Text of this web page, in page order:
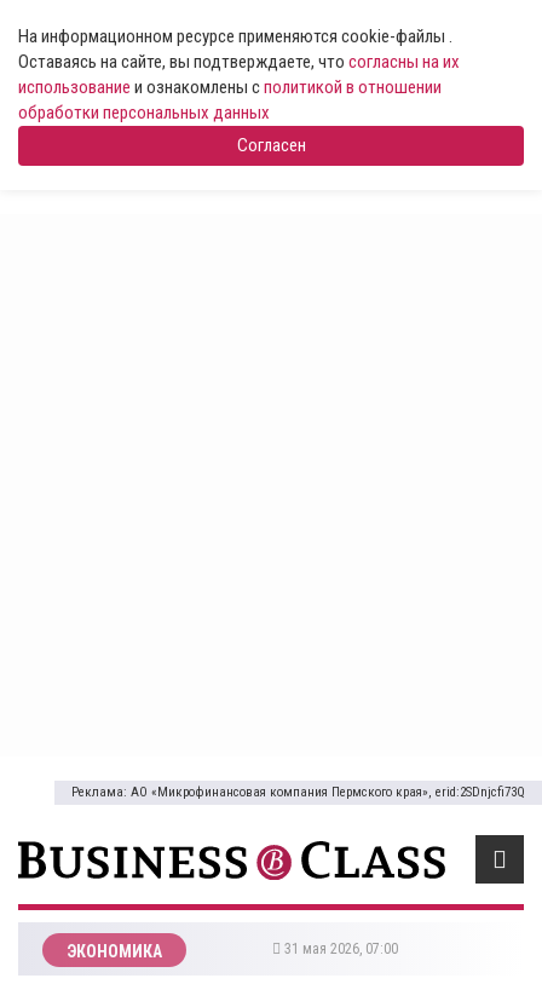
На информационном ресурсе применяются cookie-файлы .
Оставаясь на сайте, вы подтверждаете, что согласны на их
использование и ознакомлены сполитикой в отношении
обработки персональных данных
Согласен
Реклама: АО «Микрофинансовая компания Пермского края», erid:2SDnjcfi73Q
ЭКОНОМИКА 31 мая 2026, 07:00